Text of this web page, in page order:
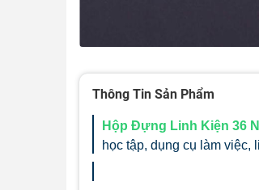
Thông Tin Sản Phẩm
Hộp Đựng Linh Kiện 36
học tập, dụng cụ làm việc,